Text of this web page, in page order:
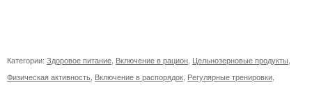
Категории: Здоровое питание Включение в рацион Цельнозерновые продукты
Физическая активность Включение в распорядок Регулярные тренировки